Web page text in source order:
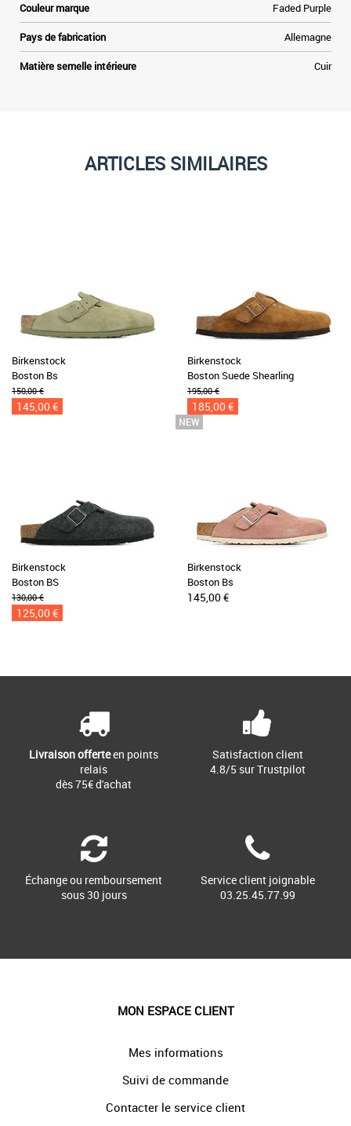
Couleur marque Faded Purple
Pays de fabrication Allemagne
Matière semelle intérieure Cuir
ARTICLES SIMILAIRES
Birkenstock
Boston Bs
150,00 €
145,00 €
Birkenstock
Boston Suede Shearling
195,00 €
185,00 €
Birkenstock
Boston BS
130,00 €
125,00 €
Birkenstock
Boston Bs
145,00 €
Livraison offerteen points
relais
dès 75€ d'achat
Satisfaction client
4.8/5 sur Trustpilot
Échange ou remboursement
sous 30 jours
Service client joignable
03.25.45.77.99
MON ESPACE CLIENT
Mes informations
Suivi de commande
Contacter le service client